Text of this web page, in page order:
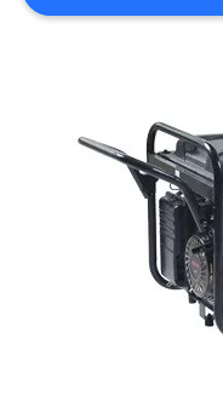
NOUVELLES
AFFAIRES
DEMANDEZ
UN DEVIS